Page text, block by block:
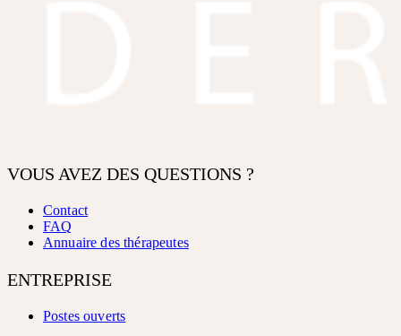
VOUS AVEZ DES QUESTIONS ?
Contact
FAQ
Annuaire des thérapeutes
ENTREPRISE
Postes ouverts